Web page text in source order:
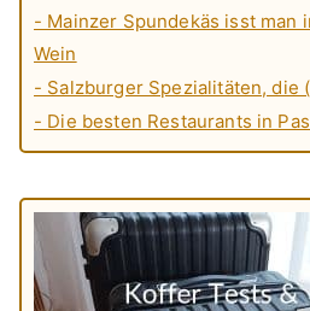
- Mainzer Spundekäs isst man
Wein
- Salzburger Spezialitäten, die
- Die besten Restaurants in